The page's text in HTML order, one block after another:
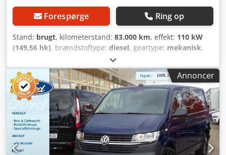
Forespørge Ring op
Stand: brugt, kilometerstand: 83.000 km, effekt: 110 kW
(149,56 hk), brændstoftype: diesel, geartype: mekanisk,
, næste syn (TÜV):
emissionsklasse:Euro 6, farve:rød, antal sæder:9, Udstyr:
ABS, centrallås, elektronisk stabilitetsprogram (ESP),
firehjulstræk, immobilizersystem, klimaanlæg, sodfilter,
Servostyring, elektriske vinduer, opvarmede sidespejle,
radio, ekstra varmer, 1. ejer, servicebog, meget ren,
landsdækkende levering 295.-EUR + moms, anhængertræk
inkl. montering 790.-EUR + moms. Ingen
reparationsophobning, værkstedskontrolleret. Prøvekørsel
Annoncer